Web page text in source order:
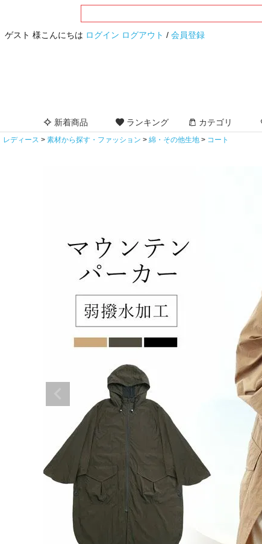
ゲスト 様こんにちは ログイン ログアウト / 会員登録
新着商品 ランキング カテゴリ
レディース 素材から探す・ファッション 綿・その他生地 コート